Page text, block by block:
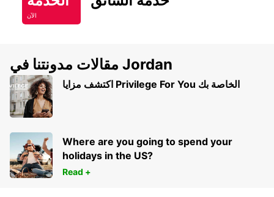
الآن
مقالات مدونتنا في Jordan
اكتشف مزايا Privilege For You الخاصة بك
Where are you going to spend your
holidays in the US?
Read +